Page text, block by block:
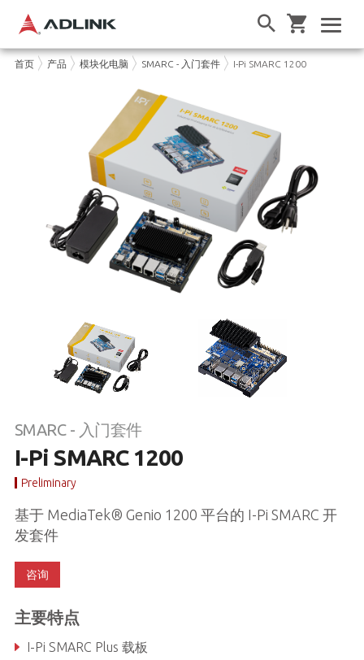
首页 产品 模块化电脑 SMARC - 入门套件 I-Pi SMARC 1200
SMARC - 入门套件
I-Pi SMARC 1200
Preliminary
基于 MediaTek® Genio 1200 平台的 I-Pi SMARC 开
发套件
咨询
主要特点
I-Pi SMARC Plus 载板